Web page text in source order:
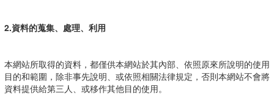
2.資料的蒐集、處理、利用
本網站所取得的資料，都僅供本網站於其內部、依照原來所說明的使用
目的和範圍，除非事先說明、或依照相關法律規定，否則本網站不會將
資料提供給第三人、或移作其他目的使用。